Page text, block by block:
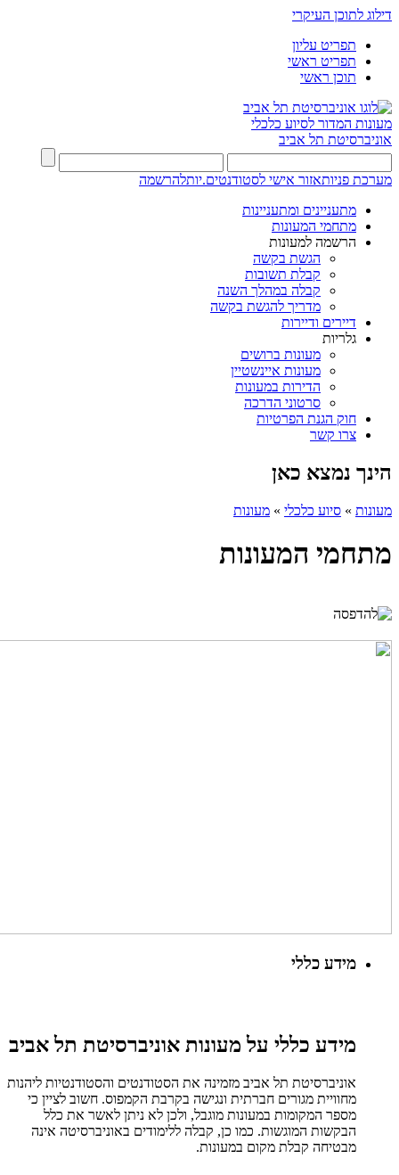
דילוג לתוכן העיקרי
תפריט עליון
תפריט ראשי
תוכן ראשי
מעונות המדור לסיוע כלכלי
אוניברסיטת תל אביב
מערכת פניותאזור אישי לסטודנטים.יותלהרשמה
מתעניינים ומתעניינות
מתחמי המעונות
הרשמה למעונות
הגשת בקשה
קבלת תשובות
קבלה במהלך השנה
מדריך להגשת בקשה
דיירים ודיירות
גלריות
מעונות ברושים
מעונות איינשטיין
הדירות במעונות
סרטוני הדרכה
חוק הגנת הפרטיות
צרו קשר
הינך נמצא כאן
מעונות » סיוע כלכלי » מעונות
מתחמי המעונות
מידע כללי
מידע כללי על מעונות אוניברסיטת תל אביב
אוניברסיטת תל אביב מזמינה את הסטודנטים והסטודנטיות ליהנות
מחוויית מגורים חברתית ונגישה בקרבת הקמפוס. חשוב לציין כי
מספר המקומות במעונות מוגבל, ולכן לא ניתן לאשר את כלל
הבקשות המוגשות. כמו כן, קבלה ללימודים באוניברסיטה אינה
מבטיחה קבלת מקום במעונות.